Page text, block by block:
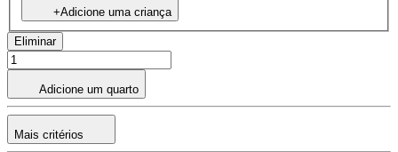
+Adicione uma criança
Eliminar
Adicione um quarto
Mais critérios